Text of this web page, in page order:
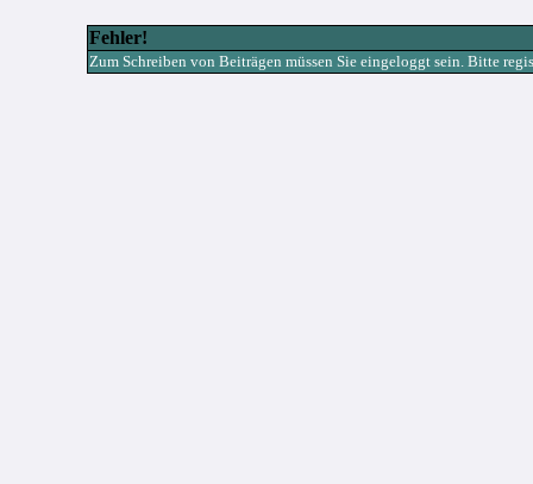
Fehler!
Zum Schreiben von Beiträgen müssen Sie eingeloggt sein. Bitte